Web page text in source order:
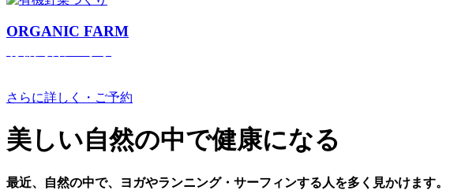
ORGANIC FARM
さらに詳しく・ご予約
美しい⾃然の中で健康になる
最近、⾃然の中で、ヨガやランニング・サーフィンする⼈を多く⾒かけます。